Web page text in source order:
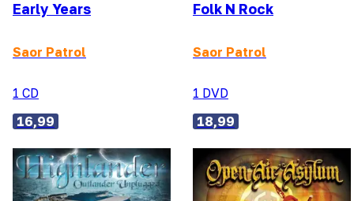
Early Years
Saor Patrol
1 CD
16,99
Folk N Rock
Saor Patrol
1 DVD
18,99